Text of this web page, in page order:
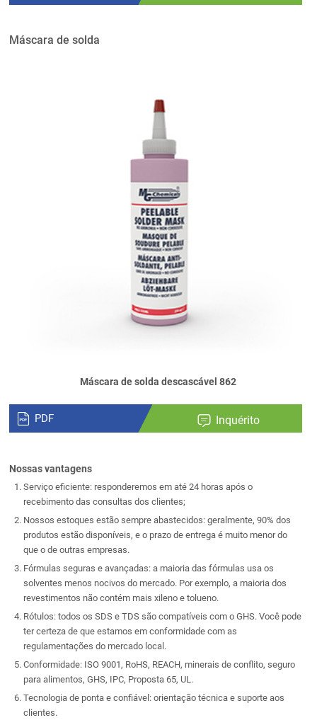
Máscara de solda
Máscara de solda descascável 862
PDF Inquérito
Nossas vantagens
Serviço eficiente: responderemos em até 24 horas após o
recebimento das consultas dos clientes;
Nossos estoques estão sempre abastecidos: geralmente, 90% dos
produtos estão disponíveis, e o prazo de entrega é muito menor do
que o de outras empresas.
Fórmulas seguras e avançadas: a maioria das fórmulas usa os
solventes menos nocivos do mercado. Por exemplo, a maioria dos
revestimentos não contém mais xileno e tolueno.
Rótulos: todos os SDS e TDS são compatíveis com o GHS. Você pode
ter certeza de que estamos em conformidade com as
regulamentações do mercado local.
Conformidade: ISO 9001, RoHS, REACH, minerais de conflito, seguro
para alimentos, GHS, IPC, Proposta 65, UL.
Tecnologia de ponta e confiável: orientação técnica e suporte aos
clientes.